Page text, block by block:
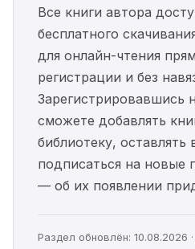
Все книги автора
бесплатного
для онлайн-чтения
регистрации и без
Зарегистрировавшись
сможете добавлять
библиотеку, оставлять
подписаться на новые
— об их появлении
Раздел обновлён: 10.08.2026